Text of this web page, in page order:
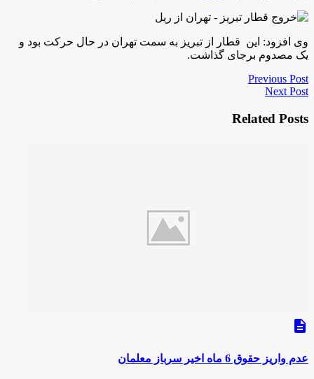
وی افزود: این قطار از تبریز به سمت تهران در حال حرکت بود و
یک مصدوم برجای گذاشت.
Previous Post
Next Post
Related Posts
description
عدم واریز حقوق 6 ماه اخیر سرباز معلمان